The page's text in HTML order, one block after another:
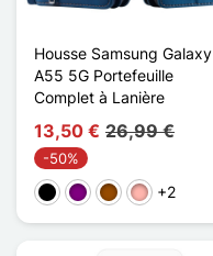
Housse Samsung Galaxy
A55 5G Portefeuille
Complet à Lanière
13,50 € 26,99 €
-50%
PretoPúrpuraCastanho
Ouro rosa
+2